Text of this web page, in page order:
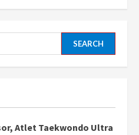
Atlet Taekwondo Ultra